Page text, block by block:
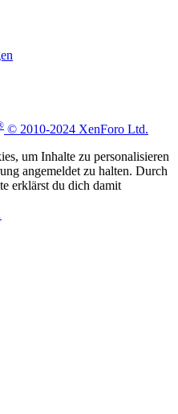
© 2010-2024 XenForo Ltd.
um Inhalte zu personalisieren
angemeldet zu halten. Durch
erklärst du dich damit